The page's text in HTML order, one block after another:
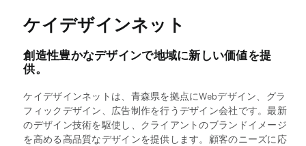
ケイデザインネット
創造性豊かなデザインで地域に新しい価値を提
供。
ケイデザインネットは、青森県を拠点にWebデザイン、グラ
フィックデザイン、広告制作を行うデザイン会社です。最新
のデザイン技術を駆使し、クライアントのブランドイメージ
を高める高品質なデザインを提供します。顧客のニーズに応